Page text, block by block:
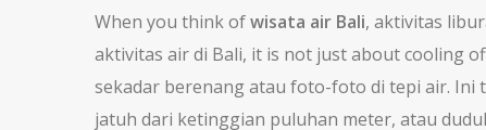
When you think ofwisata air Bali, aktivitas
aktivitas air di Bali, it is not just about cooling
sekadar berenang atau foto-foto di tepi air. Ini
jatuh dari ketinggian puluhan meter, atau